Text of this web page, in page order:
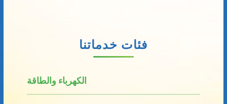
فئات خدماتنا
الكهرباء والطاقة